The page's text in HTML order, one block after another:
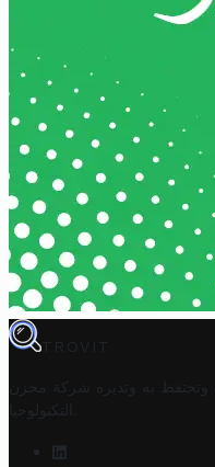
TROVIT
به وتديره
شركة مخزن
التكنولوجيا